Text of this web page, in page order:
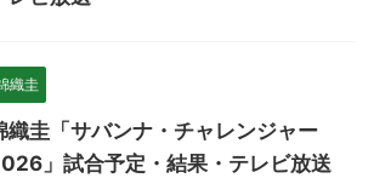
織圭
織圭「サバンナ・チャレンジャー
」試合予定・結果・テレビ放送